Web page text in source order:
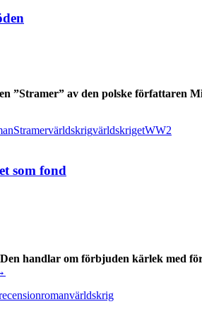
”Stramer” av den polske
StramervärldskrigvärldskrigetWW2
som fond
handlar om förbjuden kärlek med
romanvärldskrig